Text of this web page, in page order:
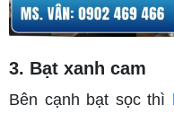
3. Bạt xanh cam
Bên cạnh bạt sọc thì